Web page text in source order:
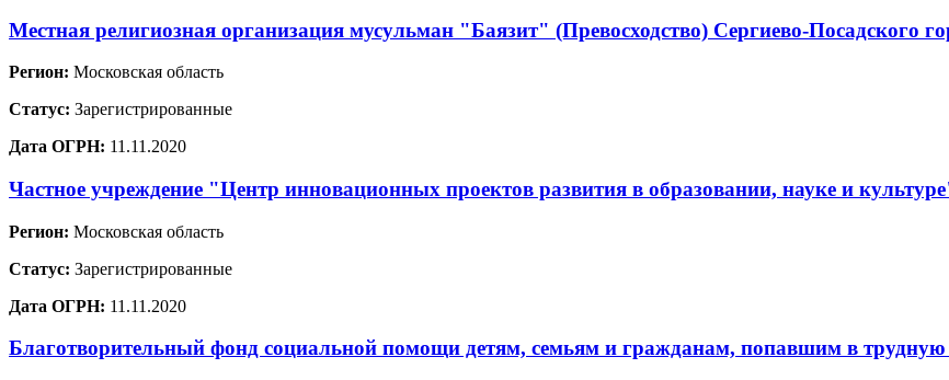
Местная религиозная организация мусульман "Баязит" (Превосходство) Сергиево-Посадского
Регион: Московская область
Статус: Зарегистрированные
Дата ОГРН: 11.11.2020
Частное учреждение "Центр инновационных проектов развития в образовании, науке и
Регион: Московская область
Статус: Зарегистрированные
Дата ОГРН: 11.11.2020
Благотворительный фонд социальной помощи детям, семьям и гражданам, попавшим в